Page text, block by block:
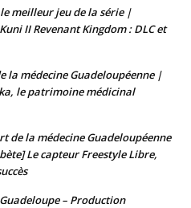
meilleur jeu de la série |
II Revenant Kingdom : DLC et
la médecine Guadeloupéenne |
le patrimoine médicinal
de la médecine Guadeloupéenne
Le capteur Freestyle Libre,
– Production